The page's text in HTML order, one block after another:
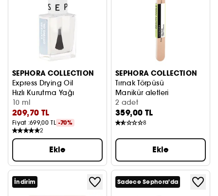
SEPHORA COLLECTION
Express Drying Oil
Hızlı Kurutma Yağı
10 ml
209,70 TL
Fiyat :699,00 TL -70%
2
Ekle
SEPHORA COLLECTION
Tırnak Törpüsü
Manikür aletleri
2 adet
359,00 TL
8
Ekle
İndirim Sadece Sephora'da